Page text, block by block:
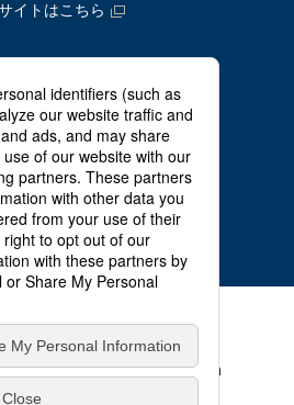
イトはこちら
会社情報
IR情報
ニュース
採用サイト
約プライバシーポリシー
セキュリティ基本方針English